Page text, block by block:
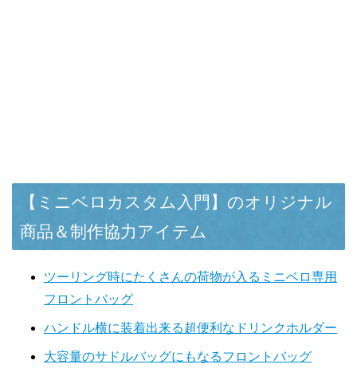
【ミニベロカスタム入門】のオリジナル
商品＆制作協力アイテム
ツーリング時にたくさんの荷物が入るミニベロ専用
フロントバッグ
ハンドル横に装着出来る超便利なドリンクホルダー
大容量のサドルバッグにもなるフロントバッグ